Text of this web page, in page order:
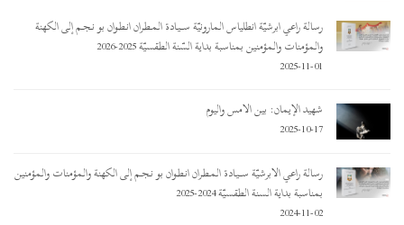
رسالة راعي أبرشيّة أنطلياس المارونيّة ســـيـادة المـطـران أنـطـوان بو نـجـم إلى الكهنة
والمؤمنات والمؤمنين بمناسبة بداية السّنة الطقسيّة 2025-2026
2025-11-01
شهيد الإيمان: بين الأمس واليوم
2025-10-17
رسالة راعي الأبرشيّة ســـيـادة المـطـران أنـطـوان بو نـجـم إلى الكهنة والمؤمنات والمؤمنين
بمناسبة بداية السنة الطقسيّة 2024-2025
2024-11-02